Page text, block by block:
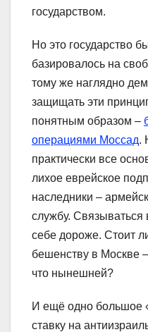
государством.
Но это государство
базировалось на
тому же наглядно
защищать эти
понятным образом –
операциями Моссад.
практически все
лихое еврейское
наследники –
службу. Связываться
себе дороже. Стоит
бешенству в Москве
что нынешней?
И ещё одно большое
ставку на